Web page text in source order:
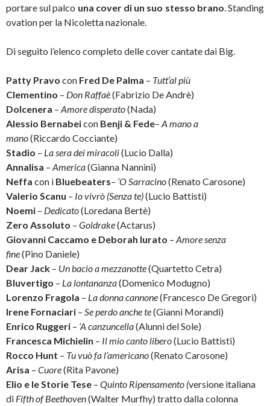
portare sul palco una cover di un suo stesso brano . Standing
ovation per la Nicoletta nazionale.
Di seguito l’elenco completo delle cover cantate dai Big.
Patty Pravo con Fred De Palma – Tutt’al più
Clementino – Don Raffaè(Fabrizio De Andrè)
Dolcenera – Amore disperato(Nada)
Alessio Bernabeicon Benji & Fede– A mano a
mano(Riccardo Cocciante)
Stadio – La sera dei miracoli(Lucio Dalla)
Annalisa – America(Gianna Nannini)
Neffa con i Bluebeaters– ‘O Sarracino(Renato Carosone)
Valerio Scanu – Io vivrò (Senza te)(Lucio Battisti)
Noemi – Dedicato(Loredana Bertè)
Zero Assoluto – Goldrake(Actarus)
Giovanni Caccamo e Deborah Iurato – Amore senza
fine(Pino Daniele)
Dear Jack – Un bacio a mezzanotte(Quartetto Cetra)
Bluvertigo – La lontananza(Domenico Modugno)
Lorenzo Fragola – La donna cannone(Francesco De Gregori)
Irene Fornaciari – Se perdo anche te(Gianni Morandi)
Enrico Ruggeri – ‘A canzuncella(Alunni del Sole)
Francesca Michielin – Il mio canto libero(Lucio Battisti)
Rocco Hunt – Tu vuò fa l’americano(Renato Carosone)
Arisa – Cuore(Rita Pavone)
Elio e le Storie Tese – Quinto Ripensamento (versione italiana
di Fifth of Beethoven(Walter Murfhy) tratto dalla colonna